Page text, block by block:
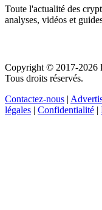
Toute l'actualité des
analyses, vidéos et
Copyright © 2017-
Tous droits réservés.
Contactez-nous |
légales | Confidentialité |